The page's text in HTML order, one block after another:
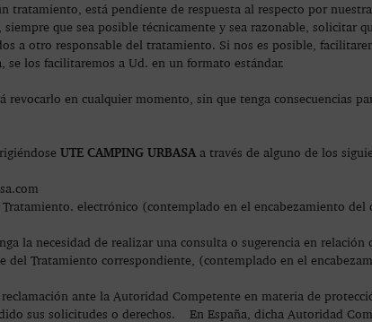
tratamiento, está pendiente de respuesta al respecto por
siempre que sea posible técnicamente y sea razonable, solicitar
a otro responsable del tratamiento. Si nos es posible,
los facilitaremos a Ud. en un formato estándar.
en cualquier momento, sin que tenga consecuencias
UTE CAMPING URBASAa través de alguno de los
electrónico (contemplado en el encabezamiento del
la necesidad de realizar una consulta o sugerencia en
del Tratamiento correspondiente, (contemplado en el
ante la Autoridad Competente en materia de
sus solicitudes o derechos. En España, dicha Autoridad